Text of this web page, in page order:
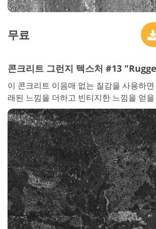
무료
콘크리트 그런지 텍스처 #13
이 콘크리트 이음매 없는 질감을 사용하
래된 느낌을 더하고 빈티지한 느낌을 얻